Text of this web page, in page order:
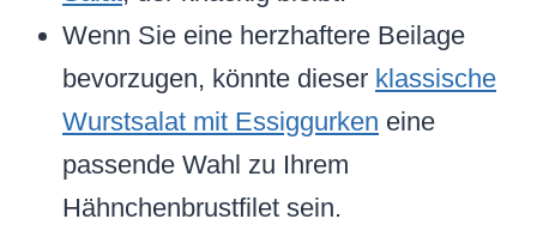
Wenn Sie eine herzhaftere Beilage
bevorzugen, könnte dieser klassische
Wurstsalat mit Essiggurken eine
passende Wahl zu Ihrem
Hähnchenbrustfilet sein.